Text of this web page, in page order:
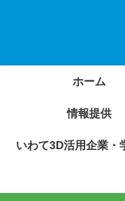
ホーム
情報提供